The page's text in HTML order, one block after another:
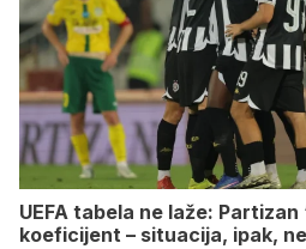
UEFA tabela ne laže:
koeficijent – situacija, ipak,